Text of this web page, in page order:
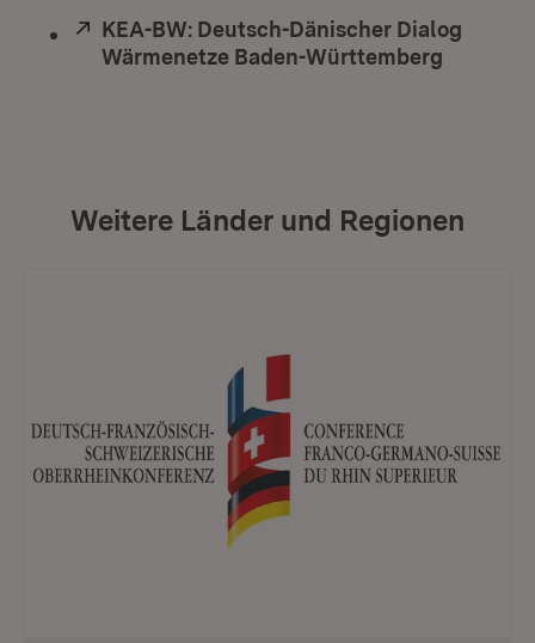
Extern:
KEA-BW: Deutsch-Dänischer Dialog
Wärmenetze Baden-Württemberg
Weitere Länder und Regionen